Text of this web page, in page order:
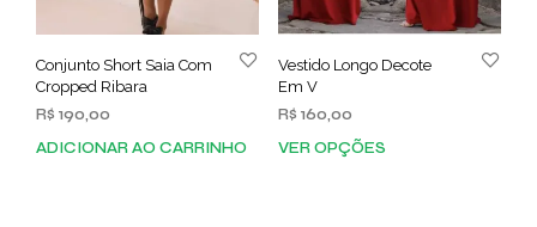
Conjunto Short Saia Com
Cropped Ribara
R$ 190,00
ADICIONAR AO CARRINHO
Vestido Longo Decote
Em V
R$ 160,00
VER OPÇÕES